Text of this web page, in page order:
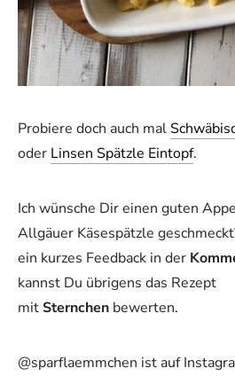
Probiere doch auch mal
oder Linsen Spätzle Eintopf.
Ich wünsche Dir einen guten
Allgäuer Käsespätzle
ein kurzes Feedback in der
kannst Du übrigens das Rezept
mitSternchen bewerten.
@sparflaemmchen ist auf